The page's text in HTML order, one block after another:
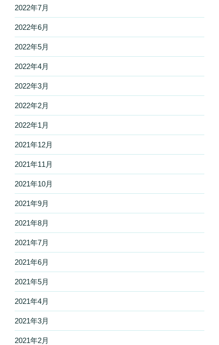
2022年7月
2022年6月
2022年5月
2022年4月
2022年3月
2022年2月
2022年1月
2021年12月
2021年11月
2021年10月
2021年9月
2021年8月
2021年7月
2021年6月
2021年5月
2021年4月
2021年3月
2021年2月